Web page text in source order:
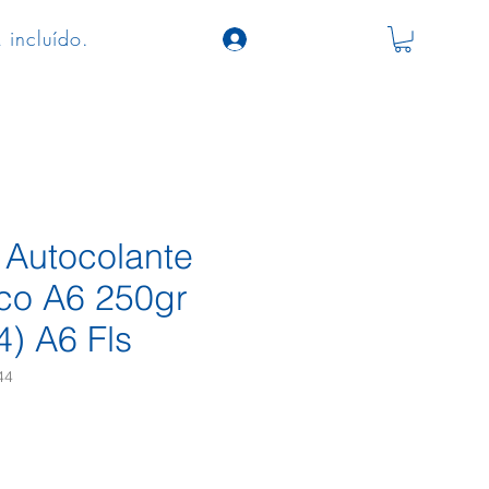
incluído.
A6 250gr
A6 Fls